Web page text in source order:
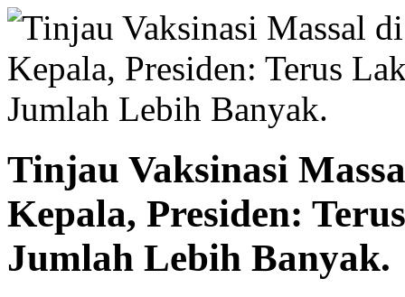
Tinjau Vaksinasi
Kepala, Presiden:
Jumlah Lebih Banyak.